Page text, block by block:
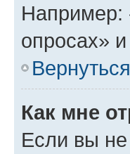
Например:
опросах» и
Как мне
Если вы